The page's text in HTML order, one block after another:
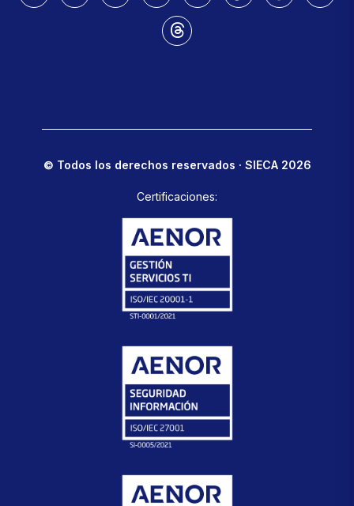
© Todos los derechos reservados · SIECA 2026
Certificaciones: